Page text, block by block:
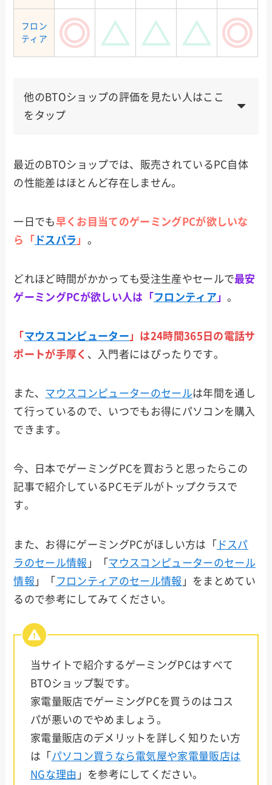
フロン
ティア
他のBTOショップの評価を見たい人はここ
をタップ
カー
値段
速度
ート
勝手
マー
コム
MSI
NEC
SEVE
N
STOR
M
ark
最近のBTOショップでは、販売されているPC自体
の性能差はほとんど存在しません。
一日でも早くお目当てのゲーミングPCが欲しいな
ら「
ドスパラ 」 。
どれほど時間がかかっても受注生産やセールで最安
ゲーミングPCが欲しい人は「 フロンティア 」 。
「 マウスコンピューター 」は24時間365日の電話サ
ポートが手厚く 、入門者にはぴったりです。
また、 マウスコンピューターのセールは年間を通し
て行っているので、いつでもお得にパソコンを購入
できます。
今、日本でゲーミングPCを買おうと思ったらこの
記事で紹介しているPCモデルがトップクラスで
す。
また、お得にゲーミングPCがほしい方は「 ドスパ
ラのセール情報 」「 マウスコンピューターのセール
情報 」「 フロンティアのセール情報 」をまとめてい
るので参考にしてみてください。
当サイトで紹介するゲーミングPCはすべて
BTOショップ製です。
家電量販店でゲーミングPCを買うのはコス
パが悪いのでやめましょう。
家電量販店のデメリットを詳しく知りたい方
は「 パソコン買うなら電気屋や家電量販店は
NGな理由 」を参考にしてください。